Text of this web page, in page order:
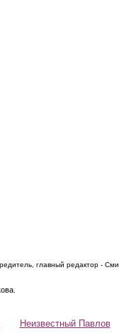
главный редактор -
Неизвестный Павлов